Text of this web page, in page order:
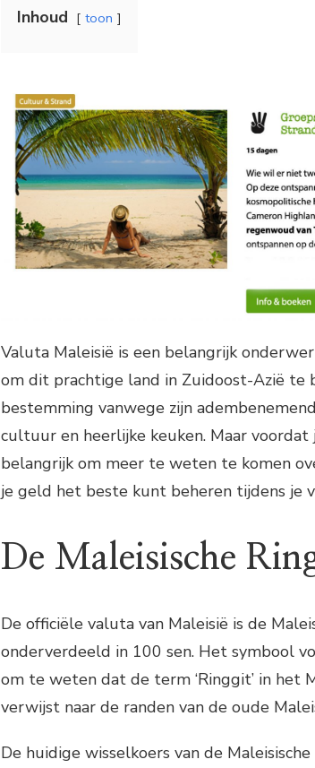
Inhoud toon
Valuta Maleisië is een belangrijk
om dit prachtige land in Zuidoost-Azië te
bestemming vanwege zijn
cultuur en heerlijke keuken. Maar
belangrijk om meer te weten te komen
je geld het beste kunt beheren tijdens je
De Maleisische
De officiële valuta van Maleisië is de
onderverdeeld in 100 sen. Het symbool
om te weten dat de term ‘Ringgit’ in het
verwijst naar de randen van de oude
De huidige wisselkoers van de